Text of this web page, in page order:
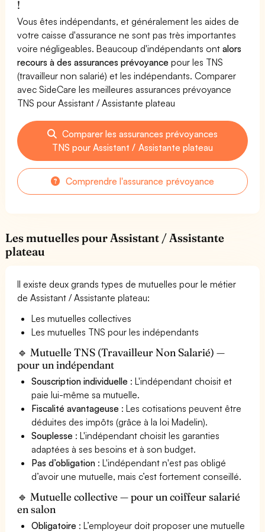
!
Vous êtes indépendants, et généralement les aides de
votre caisse d'assurance ne sont pas très importantes
voire négligeables. Beaucoup d'indépendants ontalors
recours à des assurances prévoyance pour les TNS
(travailleur non salarié) et les indépendants. Comparer
avec SideCare les meilleures assurances prévoyance
TNS pour Assistant / Assistante plateau
Comparer les assurances prévoyances
TNS pour Assistant / Assistante plateau
Comprendre l'assurance prévoyance
Les mutuelles pour Assistant / Assistante
plateau
Il existe deux grands types de mutuelles pour le métier
de Assistant / Assistante plateau:
Les mutuelles collectives
Les mutuelles TNS pour les indépendants
🔹 Mutuelle TNS (Travailleur Non Salarié) —
pour un indépendant
Souscription individuelle : L'indépendant choisit et
paie lui-même sa mutuelle.
Fiscalité avantageuse : Les cotisations peuvent être
déduites des impôts (grâce à la loi Madelin).
Souplesse : L'indépendant choisit les garanties
adaptées à ses besoins et à son budget.
Pas d’obligation : L'indépendant n'est pas obligé
d’avoir une mutuelle, mais c’est fortement conseillé.
🔹 Mutuelle collective — pour un coiffeur salarié
en salon
Obligatoire : L’employeur doit proposer une mutuelle